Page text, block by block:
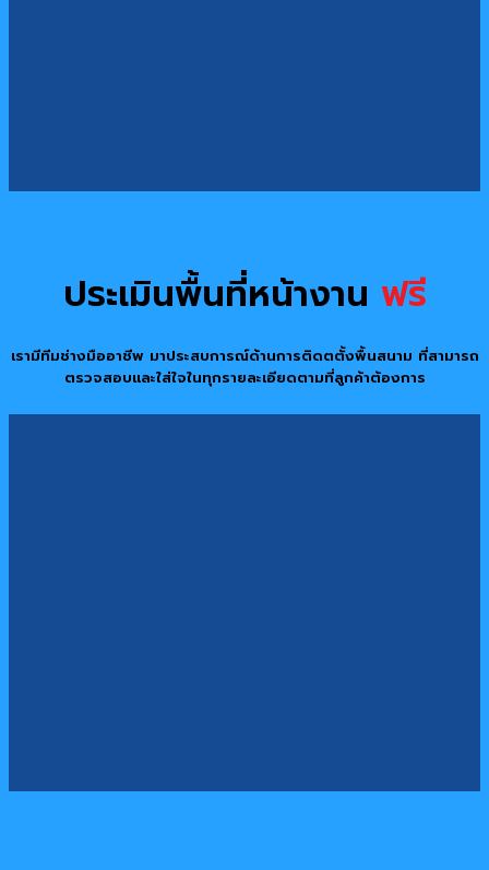
ประเมินพื้นที่หน้างาน ฟรี
เรามีทีมช่างมืออาชีพ มาประสบการณ์ด้านการติดตตั้งพื้นสนาม ที่สามารถ
ตรวจสอบและใส่ใจในทุกรายละเอียดตามที่ลูกค้าต้องการ